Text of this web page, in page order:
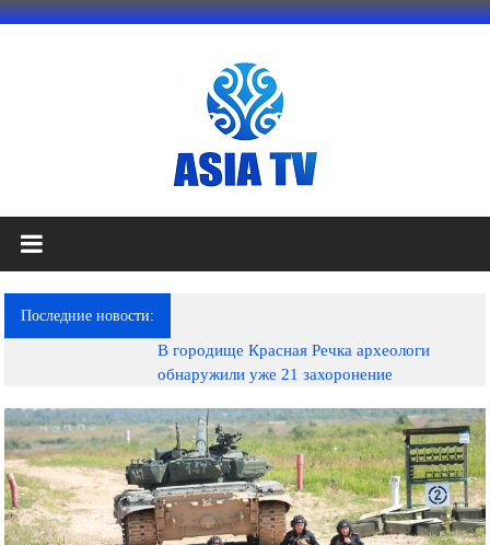
Перейти
АЗИЯ
ТВ
это
телеканал
документальные
фильмы,
музыкальные
произведения,
рекламные
ролики
Последние новости:
В городище Красная Речка археологи
обнаружили уже 21 захоронение